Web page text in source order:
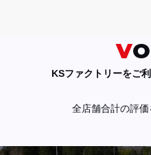
KSファクトリーをご
全店舗合計の評価